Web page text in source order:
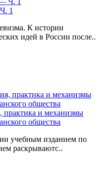
1
К истории
идей в России после..
практика и механизмы
общества
учебным изданием по
раскрываютс..